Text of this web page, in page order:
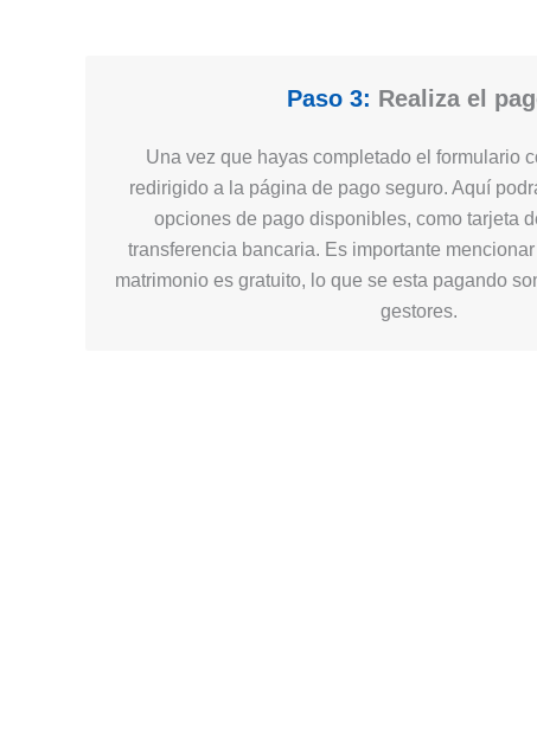
Paso 3: Realiza el
Una vez que hayas completado el formulario
redirigido a la página de pago seguro. Aquí
opciones de pago disponibles, como tarjeta
transferencia bancaria. Es importante
matrimonio es gratuito, lo que se esta pagando
gestores.